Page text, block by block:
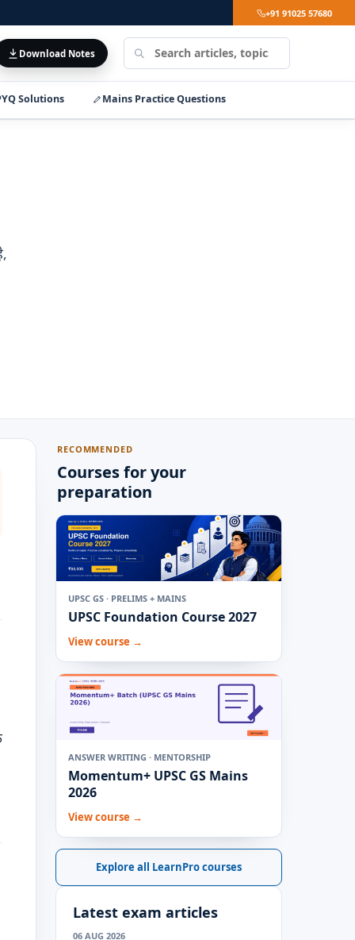
+91 91025 57680
Download Notes
Search
LearnPro
Solutions Mains Practice Questions
RECOMMENDED
Courses for your
preparation
UPSC GS · PRELIMS + MAINS
UPSC Foundation Course 2027
View course →
ANSWER WRITING · MENTORSHIP
Momentum+ UPSC GS Mains
2026
View course →
Explore all LearnPro courses
Latest exam articles
06 AUG 2026